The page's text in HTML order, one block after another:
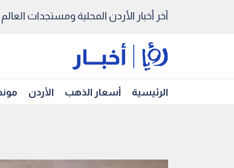
آخر أخبار الأردن المحلية ومستجدات العالم
الرئيسية أسعار الذهب الأردن